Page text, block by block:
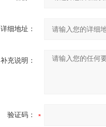
详细地址：
补充说明：
验证码：